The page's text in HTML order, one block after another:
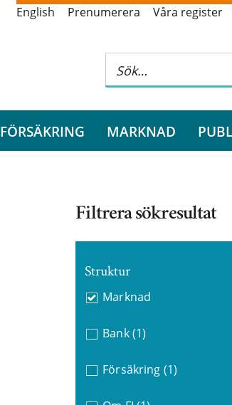
English Prenumerera Våra register
FÖRSÄKRING MARKNAD
Filtrera sökresultat
Struktur
Marknad
Bank (1)
Försäkring (1)